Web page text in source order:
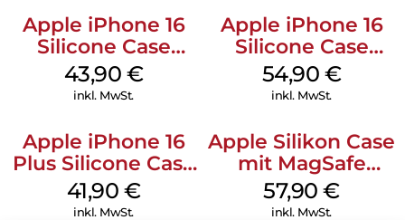
Apple iPhone 16
Silicone Case
MagSafe Plum
43,90 €
inkl. MwSt.
Apple iPhone 16
Silicone Case
MagSafe Black
54,90 €
inkl. MwSt.
Apple iPhone 16
Plus Silicone Case
MagSafe Stone
Gray
41,90 €
inkl. MwSt.
Apple Silikon Case
mit MagSafe
iPhone 14 Pro
(PRODUCT)RED
57,90€
inkl. MwSt.